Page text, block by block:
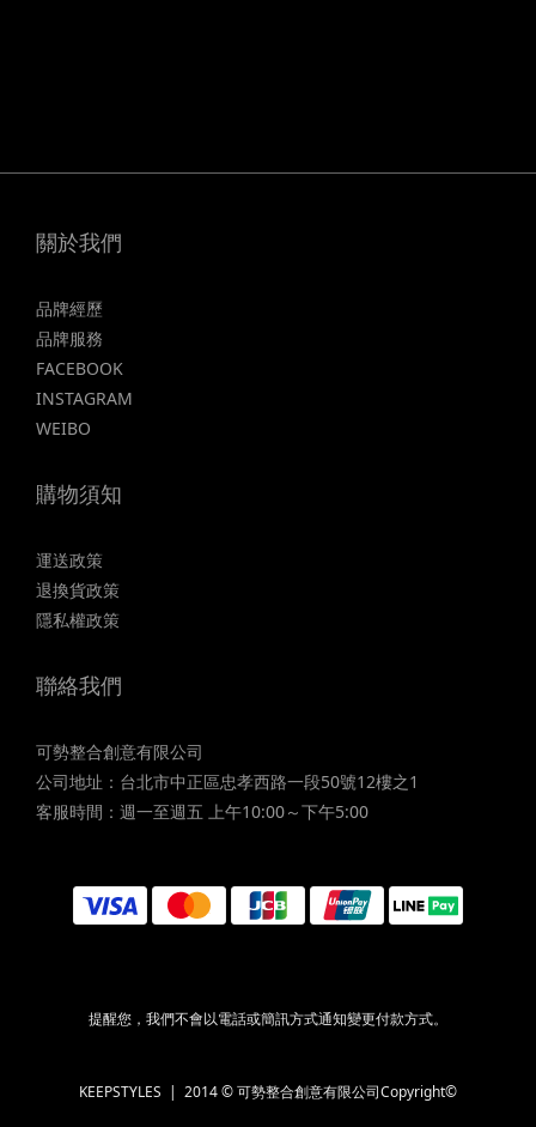
關於我們
品牌經歷
品牌服務
FACEBOOK
INSTAGRAM
WEIBO
購物須知
運送政策
退換貨政策
隱私權政策
聯絡我們
可勢整合創意有限公司
公司地址：台北市中正區忠孝西路一段50號12樓之1
客服時間：週一至週五 上午10:00～下午5:00
提醒您，我們不會以電話或簡訊方式通知變更付款方式。
KEEPSTYLES | 2014 © 可勢整合創意有限公司Copyright©